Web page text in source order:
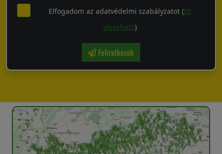
Elfogadom az adatvédelmi szabályzatot (Itt
olvasható)
Feliratkozok